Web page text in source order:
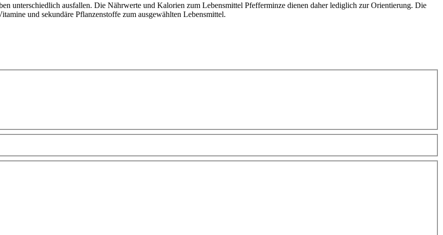
unterschiedlich ausfallen. Die Nährwerte und Kalorien zum Lebensmittel Pfefferminze dienen daher lediglich zur Orientierung. Die
und sekundäre Pflanzenstoffe zum ausgewählten Lebensmittel.